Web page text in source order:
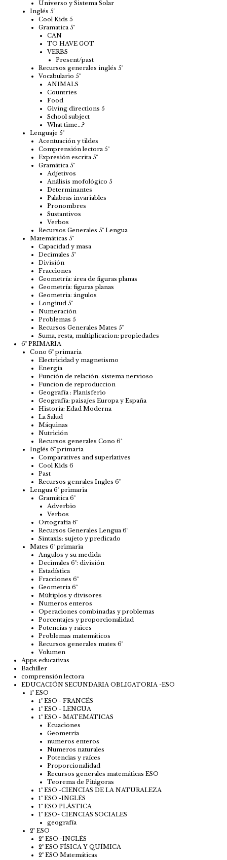
Universo y Sistema Solar
Inglés 5º
Cool Kids 5
Gramatica 5º
CAN
TO HAVE GOT
VERBS
Present/past
Recursos generales inglés 5º
Vocabulario 5º
ANIMALS
Countries
Food
Giving directions 5
School subject
What time…?
Lenguaje 5º
Acentuación y tildes
Comprensión lectora 5º
Expresión escrita 5º
Gramática 5º
Adjetivos
Análisis mofológico 5
Determinantes
Palabras invariables
Pronombres
Sustantivos
Verbos
Recursos Generales 5º Lengua
Matemáticas 5º
Capacidad y masa
Decimales 5º
División
Fracciones
Geometría: área de figuras planas
Geometría: figuras planas
Geometria: ángulos
Longitud 5º
Numeración
Problemas 5
Recursos Generales Mates 5º
Suma, resta, multiplicacion: propiedades
6º PRIMARIA
Cono 6º primaria
Electricidad y magnetismo
Energía
Función de relación: sistema nervioso
Funcion de reproduccion
Geografía : Planisferio
Geografía: paisajes Europa y España
Historia: Edad Moderna
La Salud
Máquinas
Nutrición
Recursos generales Cono 6ª
Inglés 6º primaria
Comparatives and superlatives
Cool Kids 6
Past
Recursos genrales Ingles 6º
Lengua 6º primaria
Gramática 6º
Adverbio
Verbos
Ortografía 6º
Recursos Generales Lengua 6º
Sintaxis: sujeto y predicado
Mates 6º primaria
Angulos y su medida
Decimales 6º: división
Estadística
Fracciones 6º
Geometria 6º
Múltiplos y divisores
Numeros enteros
Operaciones combinadas y problemas
Porcentajes y proporcionalidad
Potencias y raices
Problemas matemáticos
Recursos generales mates 6º
Volumen
Apps educativas
Bachiller
comprensión lectora
EDUCACIÓN SECUNDARIA OBLIGATORIA -ESO
1º ESO
1º ESO - FRANCÉS
1º ESO - LENGUA
1º ESO - MATEMÁTICAS
Ecuaciones
Geometría
numeros enteros
Numeros naturales
Potencias y raíces
Proporcionalidad
Recursos generales matemáticas ESO
Teorema de Pitágoras
1º ESO -CIENCIAS DE LA NATURALEZA
1º ESO -INGLÉS
1º ESO PLÁSTICA
1º ESO- CIENCIAS SOCIALES
geografía
2º ESO
2º ESO -INGLÉS
2º ESO FÍSICA Y QUÍMICA
2º ESO Matemáticas